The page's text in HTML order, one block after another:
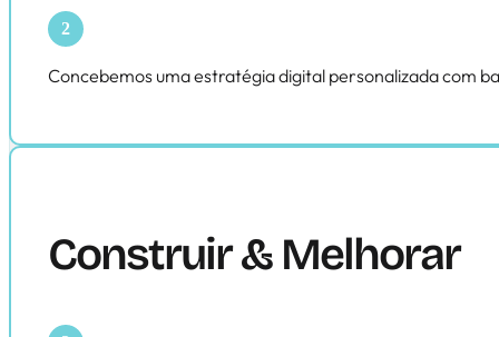
Concebemos uma estratégia digital personalizada com
Construir & Melhorar